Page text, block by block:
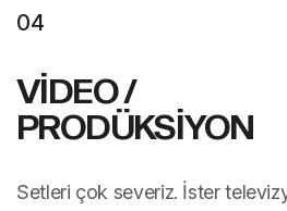
04
VİDEO /
PRODÜKSİYON
Setleri çok severiz. İster